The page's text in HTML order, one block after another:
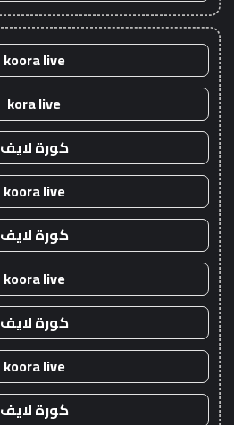
koora live
kora live
كورة لايف
koora live
كورة لايف
koora live
كورة لايف
koora live
كورة لايف